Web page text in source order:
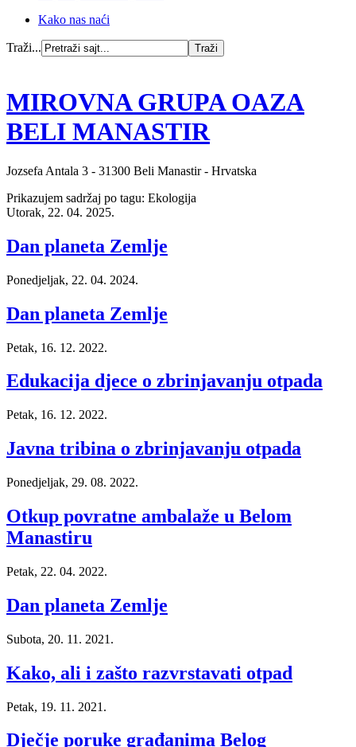
Kako nas naći
Traži...
MIROVNA GRUPA OAZA
BELI MANASTIR
Jozsefa Antala 3 - 31300 Beli Manastir - Hrvatska
Prikazujem sadržaj po tagu: Ekologija
Utorak, 22. 04. 2025.
Dan planeta Zemlje
Ponedjeljak, 22. 04. 2024.
Dan planeta Zemlje
Petak, 16. 12. 2022.
Edukacija djece o zbrinjavanju otpada
Petak, 16. 12. 2022.
Javna tribina o zbrinjavanju otpada
Ponedjeljak, 29. 08. 2022.
Otkup povratne ambalaže u Belom
Manastiru
Petak, 22. 04. 2022.
Dan planeta Zemlje
Subota, 20. 11. 2021.
Kako, ali i zašto razvrstavati otpad
Petak, 19. 11. 2021.
Dječje poruke građanima Belog